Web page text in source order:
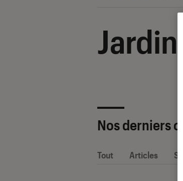
Nos derniers
Tout Articles